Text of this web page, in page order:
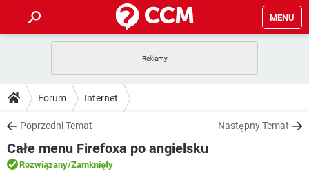
MENU
GRY
SPOTIFY
INSTAGRAM FACEBOOK
WINDOWS 10
PORADY
PlayStation
SPOTIFY
DO POBRANIA
ANDROID TIKTOK
GRY
FORUM
Forum Internet
Poprzedni Temat Następny Temat
Całe menu Firefoxa po angielsku
Rozwiązany/Zamknięty